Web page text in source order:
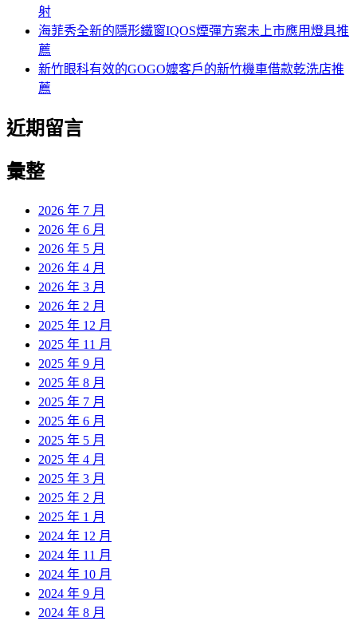
射
海菲秀全新的隱形鐵窗IQOS煙彈方案未上市應用燈具推
薦
新竹眼科有效的GOGO嬤客戶的新竹機車借款乾洗店推
薦
近期留言
彙整
2026 年 7 月
2026 年 6 月
2026 年 5 月
2026 年 4 月
2026 年 3 月
2026 年 2 月
2025 年 12 月
2025 年 11 月
2025 年 9 月
2025 年 8 月
2025 年 7 月
2025 年 6 月
2025 年 5 月
2025 年 4 月
2025 年 3 月
2025 年 2 月
2025 年 1 月
2024 年 12 月
2024 年 11 月
2024 年 10 月
2024 年 9 月
2024 年 8 月